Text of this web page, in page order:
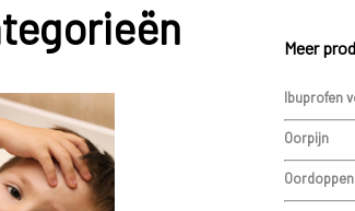
Bij huidaandoeningen zoals eczeem en
Oorproppen komen ook vaker voorMeer
Ibuprofen
Oorpijn